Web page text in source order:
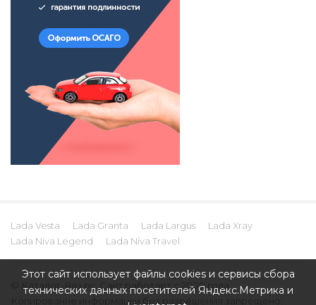
Lada Vesta Lada Granta Lada Largus
Lada Xray
Lada Niva Legend
Lada Niva Travel
© Каталог-Ваз.ру. Сайт работает с 2008 года.
Копирование информации без разрешения запрещено.
Этот сайт использует файлы cookies и сервисы сбора
технических данных посетителей Яндекс.Метрика и